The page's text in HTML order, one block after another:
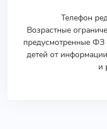
Телефон
Возрастные
предусмотренные
детей от
и